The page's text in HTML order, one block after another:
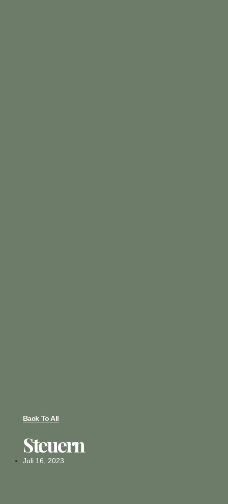
Back To All
Steuern
Juli 16, 2023